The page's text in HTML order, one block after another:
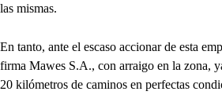
las mismas.
En tanto, ante el escaso accionar de esta
firma Mawes S.A., con arraigo en la zona,
20 kilómetros de caminos en perfectas